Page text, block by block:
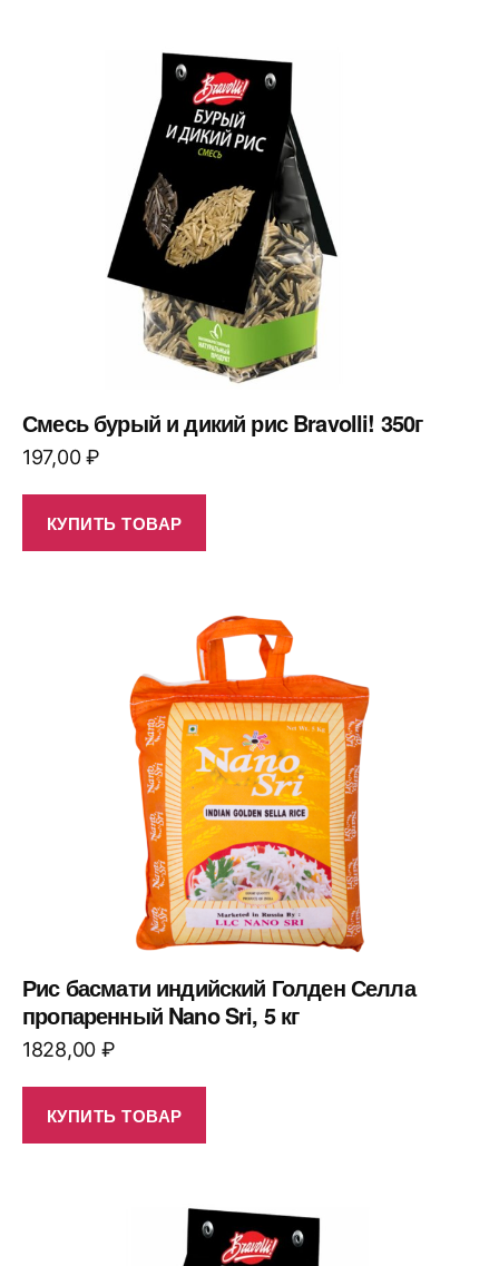
Смесь бурый и дикий рис Bravolli! 350г
197,00₽
КУПИТЬ ТОВАР
Рис басмати индийский Голден Селла
пропаренный Nano Sri, 5 кг
1828,00 ₽
КУПИТЬ ТОВАР